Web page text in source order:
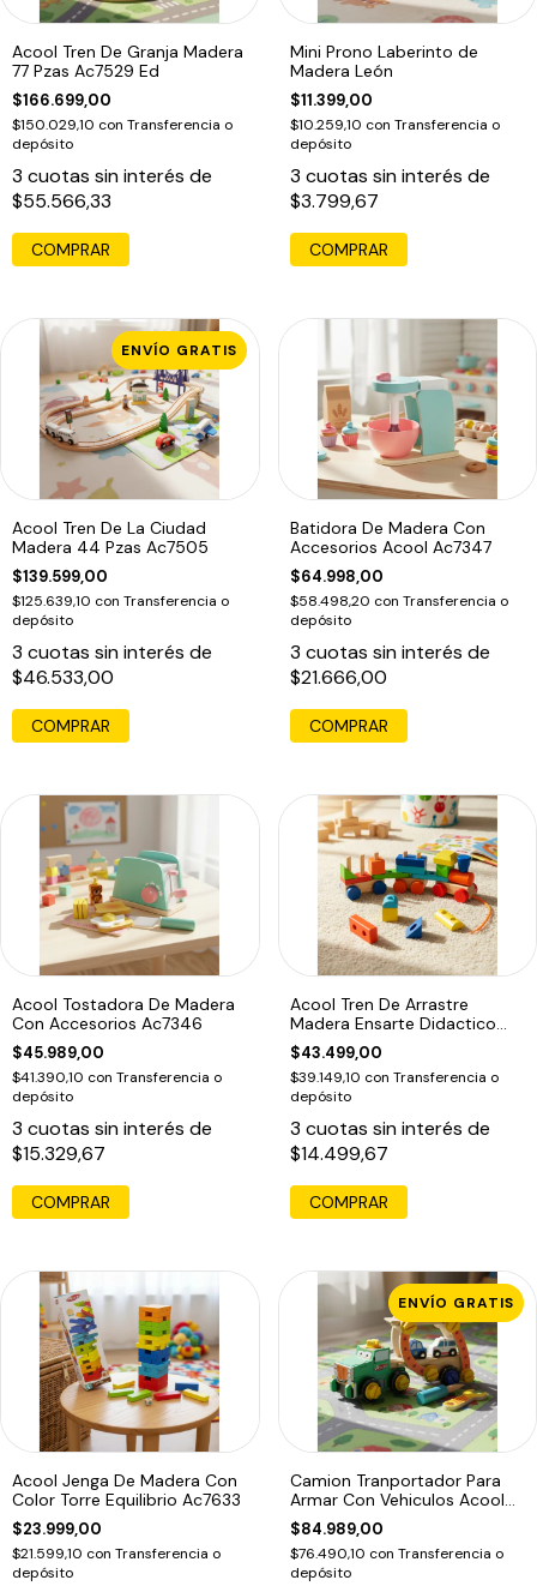
Acool Tren De Granja Madera
77 Pzas Ac7529 Ed
$166.699,00
$150.029,10 con Transferencia o
depósito
3 cuotas sin interés de
$55.566,33
Mini Prono Laberinto de
Madera León
$11.399,00
$10.259,10 con Transferencia o
depósito
3 cuotas sin interés de
$3.799,67
COMPRAR
ENVÍO GRATIS
Acool Tren De La Ciudad
Madera 44 Pzas Ac7505
$139.599,00
$125.639,10 con Transferencia o
depósito
3 cuotas sin interés de
$46.533,00
Batidora De Madera Con
Accesorios Acool Ac7347
$64.998,00
$58.498,20 con Transferencia o
depósito
3 cuotas sin interés de
$21.666,00
COMPRAR
Acool Tostadora De Madera
Con Accesorios Ac7346
$45.989,00
$41.390,10 con Transferencia o
depósito
3 cuotas sin interés de
$15.329,67
COMPRAR
Acool Tren De Arrastre
Madera Ensarte Didactico
Ac7621
$43.499,00
$39.149,10 con Transferencia o
depósito
3 cuotas sin interés de
$14.499,67
Acool Jenga De Madera Con
Color Torre Equilibrio Ac7633
$23.999,00
$21.599,10 con Transferencia o
depósito
ENVÍO GRATIS
Camion Tranportador Para
Armar Con Vehiculos Acool
Ac6658
$84.989,00
$76.490,10 con Transferencia o
depósito